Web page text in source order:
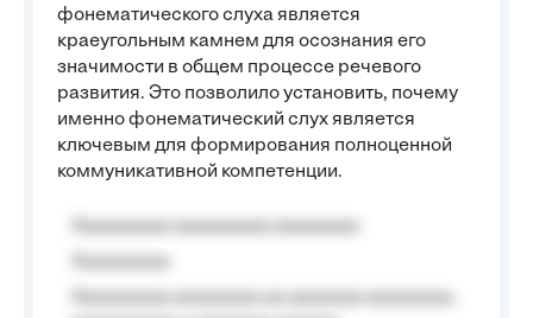
фонематического слуха является
краеугольным камнем для осознания его
значимости в общем процессе речевого
развития. Это позволило установить, почему
именно фонематический слух является
ключевым для формирования полноценной
коммуникативной компетенции.